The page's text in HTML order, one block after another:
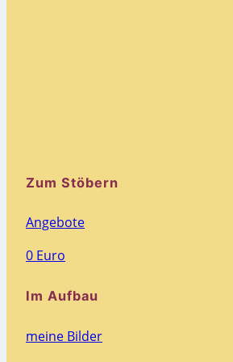
Zum Stöbern
Angebote
0 Euro
Im Aufbau
meine Bilder